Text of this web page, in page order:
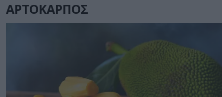
ΑΡΤΟΚΑΡΠΟΣ